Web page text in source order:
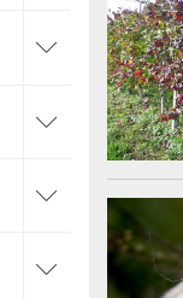
alle
sotto
alle
sotto
alle
sotto
alle
sotto